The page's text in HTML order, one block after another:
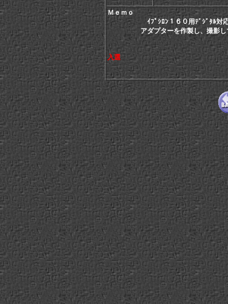
Ｍｅｍｏ
ｲﾌﾟｼﾛﾝ１６０用ﾃﾞｼﾞﾀﾙ対
アダプターを作製し、撮影し
入選